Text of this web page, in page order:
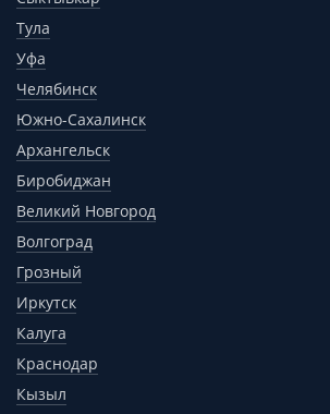
Тула
Уфа
Челябинск
Южно-Сахалинск
Архангельск
Биробиджан
Великий Новгород
Волгоград
Грозный
Иркутск
Калуга
Краснодар
Кызыл